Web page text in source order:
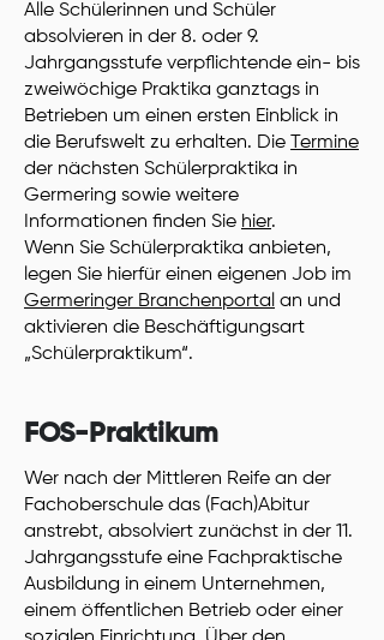
Alle Schülerinnen und Schüler
absolvieren in der 8. oder 9.
Jahrgangsstufe verpflichtende ein- bis
zweiwöchige Praktika ganztags in
Betrieben um einen ersten Einblick in
die Berufswelt zu erhalten. Die
Termine
der nächsten Schülerpraktika in
Germering sowie weitere
Informationen finden Sie hier.
Wenn Sie Schülerpraktika anbieten,
legen Sie hierfür einen eigenen Job im
Germeringer Branchenportal an und
aktivieren die Beschäftigungsart
„Schülerpraktikum“.
FOS-Praktikum
Wer nach der Mittleren Reife an der
Fachoberschule das (Fach)Abitur
anstrebt, absolviert zunächst in der 11.
Jahrgangsstufe eine Fachpraktische
Ausbildung in einem Unternehmen,
einem öffentlichen Betrieb oder einer